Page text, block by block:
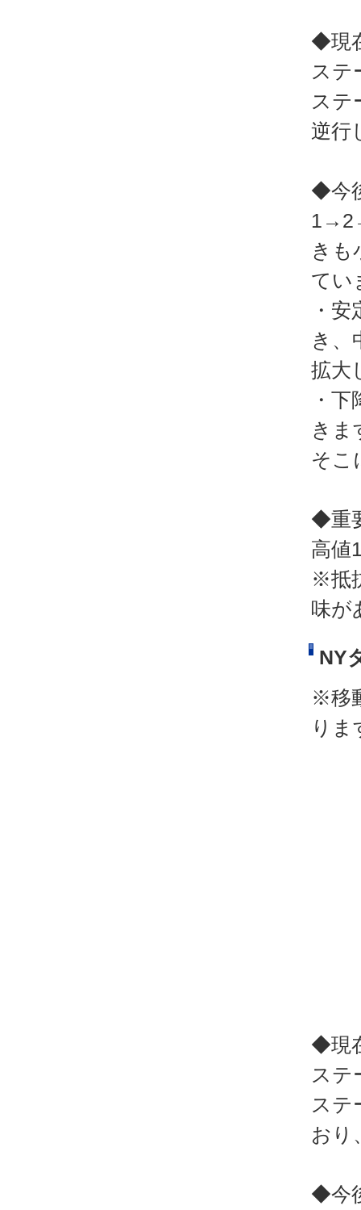
◆現
ステ
ステ
逆行
◆今
きも
てい
・
き、
拡大
・
きま
そこ
◆重
高値
※抵
味が
NY
※移
りま
◆現
ステ
ステ
おり
◆今